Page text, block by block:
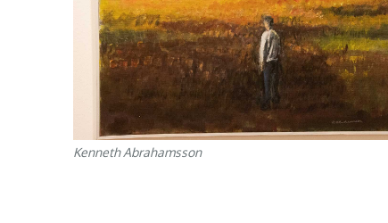
Kenneth Abrahamsson